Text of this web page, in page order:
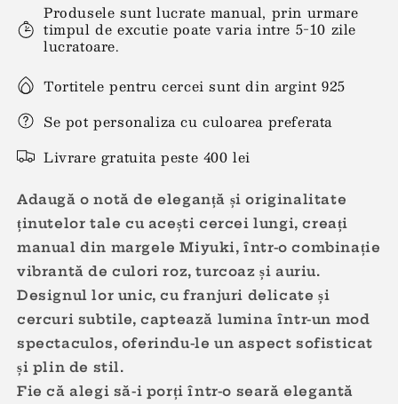
Produsele sunt lucrate manual, prin urmare
timpul de excutie poate varia intre 5-10 zile
lucratoare.
Tortitele pentru cercei sunt din argint 925
Se pot personaliza cu culoarea preferata
Livrare gratuita peste 400 lei
Adaugă o notă de eleganță și originalitate
ținutelor tale cu acești cercei lungi, creați
manual din margele Miyuki, într-o combinație
vibrantă de culori roz, turcoaz și auriu.
Designul lor unic, cu franjuri delicate și
cercuri subtile, captează lumina într-un mod
spectaculos, oferindu-le un aspect sofisticat
și plin de stil.
Fie că alegi să-i porți într-o seară elegantă